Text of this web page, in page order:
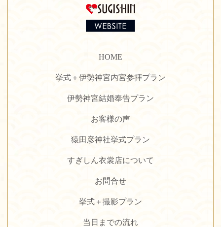
HOME
挙式＋伊勢神宮内宮参拝プラン
伊勢神宮結婚奉告プラン
お客様の声
猿田彦神社挙式プラン
すぎしん衣裳店について
お問合せ
挙式＋撮影プラン
当日までの流れ